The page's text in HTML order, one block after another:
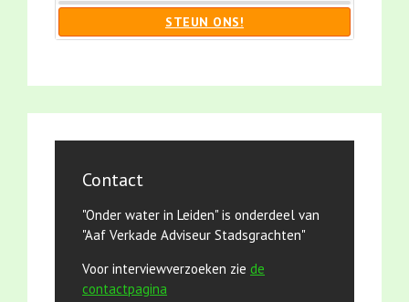
STEUN ONS!
Contact
"Onder water in Leiden" is onderdeel van
"Aaf Verkade Adviseur Stadsgrachten"
Voor interviewverzoeken zie de
contactpagina